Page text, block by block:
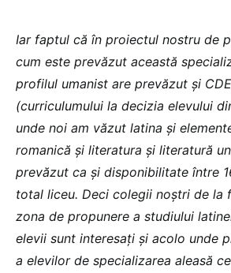
Iar faptul că în proiectul nostru de
cum este prevăzut această
profilul umanist are prevăzut și
(curriculumului la decizia elevului
unde noi am văzut latina și
romanică și literatura și literatură
prevăzut ca și disponibilitate între
total liceu. Deci colegii noștri de la
zona de propunere a studiului
elevii sunt interesați și acolo unde
a elevilor de specializarea aleasă